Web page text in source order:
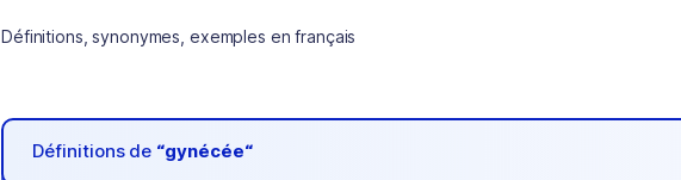
Définitions, synonymes, exemples en français
Définitions de “gynécée“